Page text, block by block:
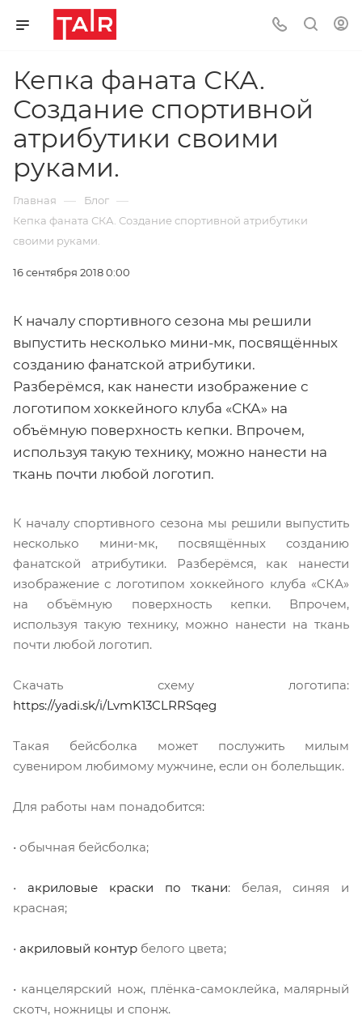
Кепка фаната СКА.
Создание спортивной
атрибутики своими
руками.
Главная — Блог —
Кепка фаната СКА. Создание спортивной атрибутики
своими руками.
16 сентября 2018 0:00
К началу спортивного сезона мы решили
выпустить несколько мини-мк, посвящённых
созданию фанатской атрибутики.
Разберёмся, как нанести изображение с
логотипом хоккейного клуба «СКА» на
объёмную поверхность кепки. Впрочем,
используя такую технику, можно нанести на
ткань почти любой логотип.
К началу спортивного сезона мы решили выпустить
несколько мини-мк, посвящённых созданию
фанатской атрибутики. Разберёмся, как нанести
изображение с логотипом хоккейного клуба «СКА»
на объёмную поверхность кепки. Впрочем,
используя такую технику, можно нанести на ткань
почти любой логотип.
Скачать схему логотипа:
https://yadi.sk/i/LvmK13CLRRSqeg
Такая бейсболка может послужить милым
сувениром любимому мужчине, если он болельщик.
Для работы нам понадобится:
• обычная бейсболка;
• акриловые краски по ткани: белая, синяя и
красная;
• акриловый контур белого цвета;
• канцелярский нож, плёнка-самоклейка, малярный
скотч, ножницы и спонж.